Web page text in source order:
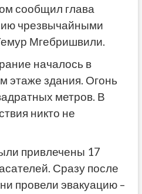
сообщил глава
чрезвычайными
Мгебришвили.
началось в
этаже здания. Огонь
метров. В
никто не
привлечены 17
Сразу после
провели эвакуацию –